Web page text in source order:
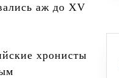
аж до XV
хронисты